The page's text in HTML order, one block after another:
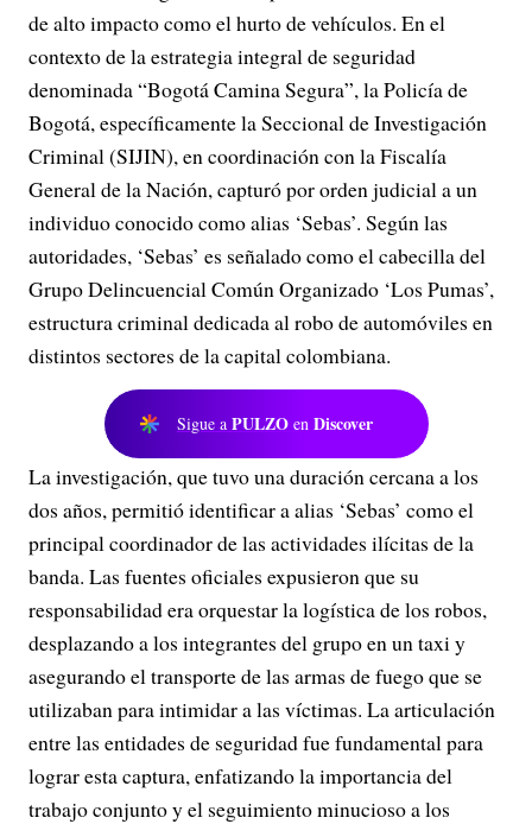
de alto impacto como el hurto de vehículos. En el
contexto de la estrategia integral de seguridad
denominada “Bogotá Camina Segura”, la Policía de
Bogotá, específicamente la Seccional de Investigación
Criminal (SIJIN), en coordinación con la Fiscalía
General de la Nación, capturó por orden judicial a un
individuo conocido como alias ‘Sebas’. Según las
autoridades, ‘Sebas’ es señalado como el cabecilla del
Grupo Delincuencial Común Organizado ‘Los Pumas’,
estructura criminal dedicada al robo de automóviles en
distintos sectores de la capital colombiana.
Sigue a PULZO en Discover
La investigación, que tuvo una duración cercana a los
dos años, permitió identificar a alias ‘Sebas’ como el
principal coordinador de las actividades ilícitas de la
banda. Las fuentes oficiales expusieron que su
responsabilidad era orquestar la logística de los robos,
desplazando a los integrantes del grupo en un taxi y
asegurando el transporte de las armas de fuego que se
utilizaban para intimidar a las víctimas. La articulación
entre las entidades de seguridad fue fundamental para
lograr esta captura, enfatizando la importancia del
trabajo conjunto y el seguimiento minucioso a los